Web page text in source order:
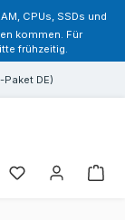
CPUs, SSDs und
kommen. Für
frühzeitig.
DE)
Sie haben 0